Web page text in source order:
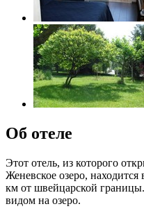
Об отеле
Этот отель, из которого
Женевское озеро,
км от швейцарской
видом на озеро.